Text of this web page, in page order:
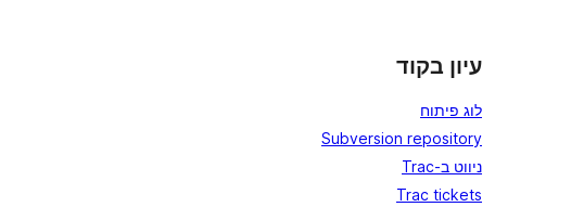
עיון בקוד
לוג פיתוח
Subversion repository
ניווט ב-Trac
Trac tickets